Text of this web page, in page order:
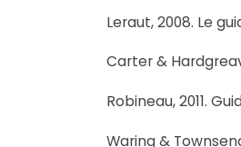
Leraut, 2008. Le
Carter &
Robineau, 2011.
Waring &